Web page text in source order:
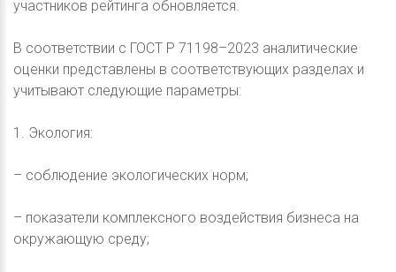
участников рейтинга обновляется.
В соответствии с ГОСТ Р 71198–2023 аналитические
оценки представлены в соответствующих разделах и
учитывают следующие параметры:
1. Экология:
– соблюдение экологических норм;
– показатели комплексного воздействия бизнеса на
окружающую среду;